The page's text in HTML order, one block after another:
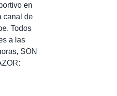
en
canal de
Todos
a las
SON